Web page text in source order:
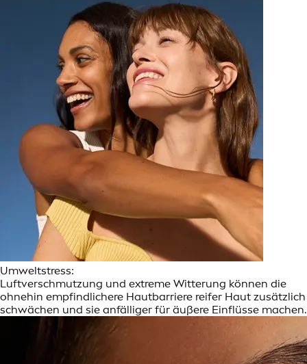
Umweltstress:
Luftverschmutzung und extreme Witterung können die
ohnehin empfindlichere Hautbarriere reifer Haut zusätzlich
schwächen und sie anfälliger für äußere Einflüsse machen.